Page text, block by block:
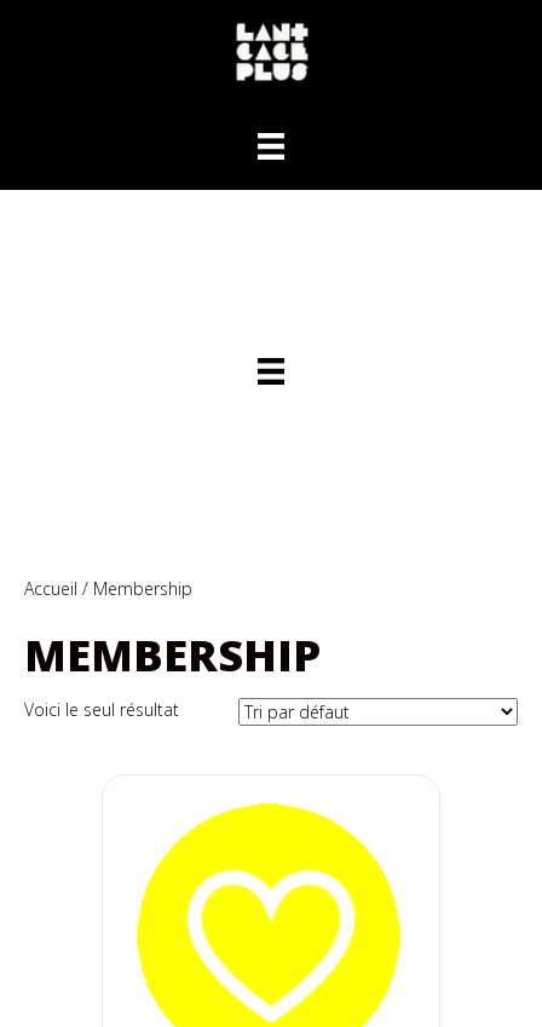
Accueil / Membership
MEMBERSHIP
Voici le seul résultat